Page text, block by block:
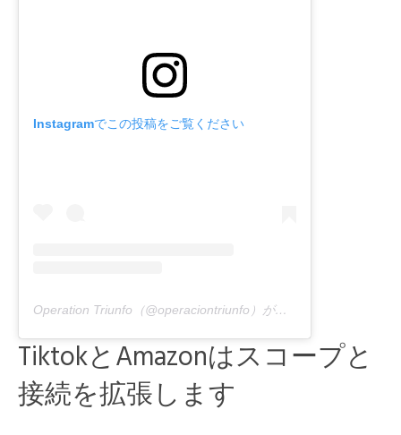
Instagramでこの投稿をご覧ください
Operation Triunfo（@operaciontriunfo）が共有する出版物
TiktokとAmazonはスコープと
接続を拡張します